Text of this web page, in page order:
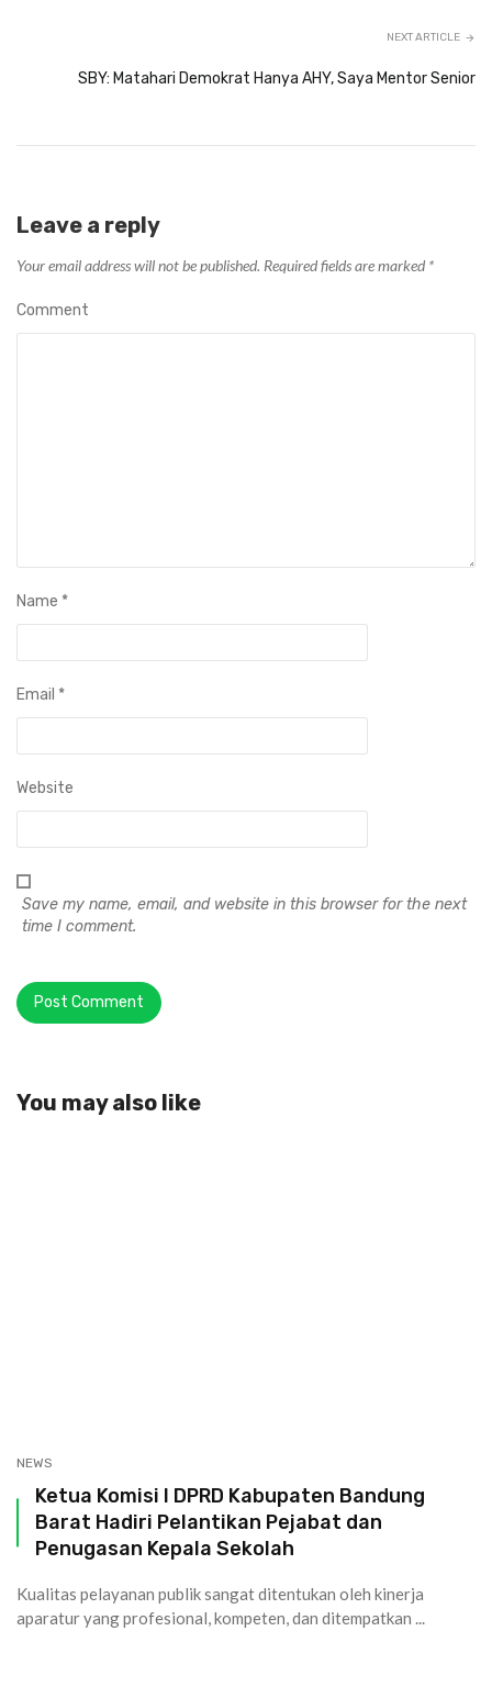
NEXT ARTICLE
SBY: Matahari Demokrat Hanya AHY, Saya Mentor Senior
Leave a reply
Your email address will not be published. Required fields are marked *
Comment
Name *
Email *
Website
Save my name, email, and website in this browser for the next
time I comment.
You may also like
NEWS
Ketua Komisi I DPRD Kabupaten Bandung
Barat Hadiri Pelantikan Pejabat dan
Penugasan Kepala Sekolah
Kualitas pelayanan publik sangat ditentukan oleh kinerja
aparatur yang profesional, kompeten, dan ditempatkan ...